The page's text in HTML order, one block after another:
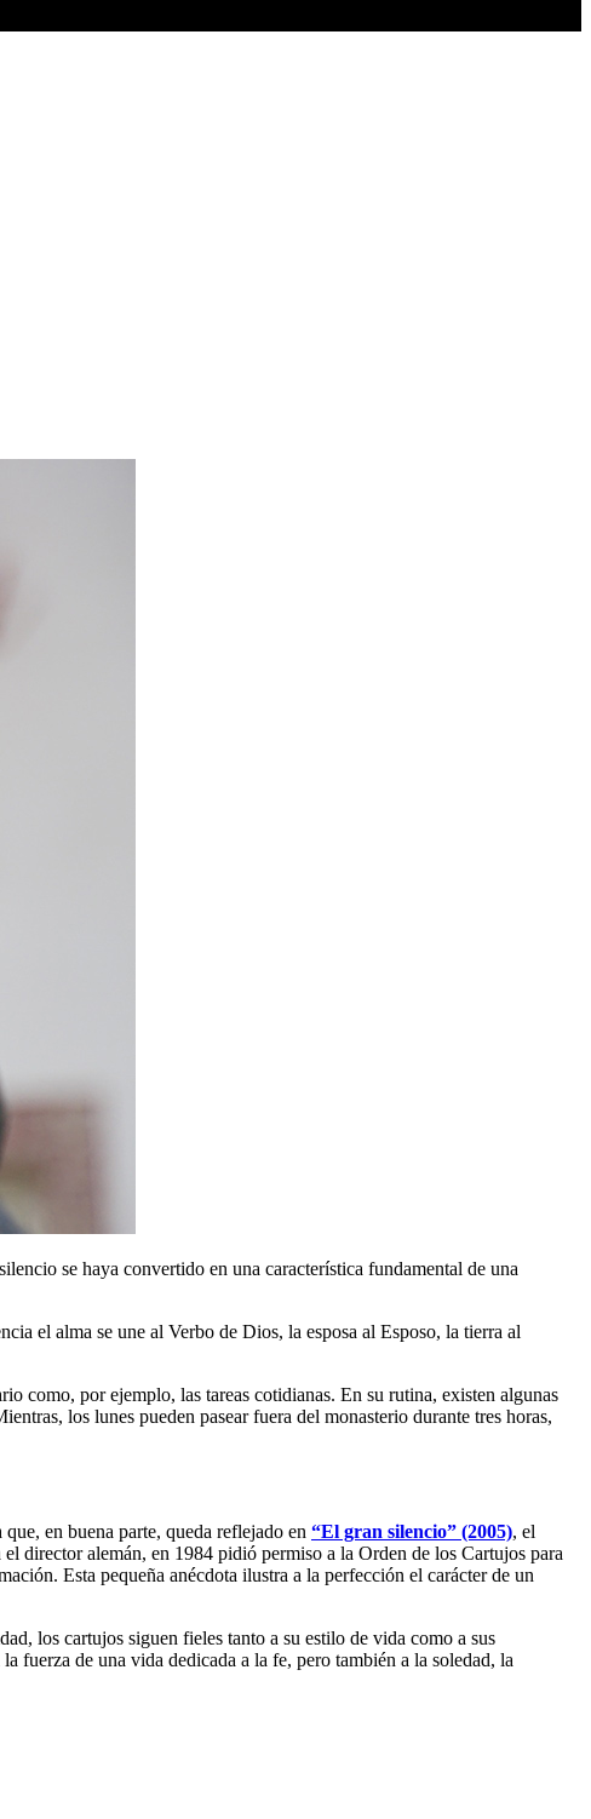
se haya convertido en una característica fundamental de una
el alma se une al Verbo de Dios, la esposa al Esposo, la tierra al
como, por ejemplo, las tareas cotidianas. En su rutina, existen algunas
los lunes pueden pasear fuera del monasterio durante tres horas,
en buena parte, queda reflejado en “El gran silencio” (2005), el
director alemán, en 1984 pidió permiso a la Orden de los Cartujos para
Esta pequeña anécdota ilustra a la perfección el carácter de un
los cartujos siguen fieles tanto a su estilo de vida como a sus
fuerza de una vida dedicada a la fe, pero también a la soledad, la